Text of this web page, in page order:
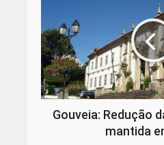
Gouveia: Redução
mantida